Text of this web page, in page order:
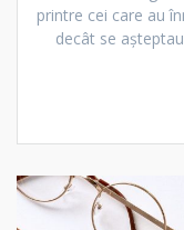
printre cei care au
decât se